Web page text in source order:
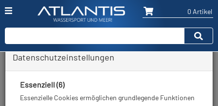
0 Artikel
Zurück
Datenschutzeinstellungen
Essenziell (6)
Essenzielle Cookies ermöglichen grundlegende Funktionen